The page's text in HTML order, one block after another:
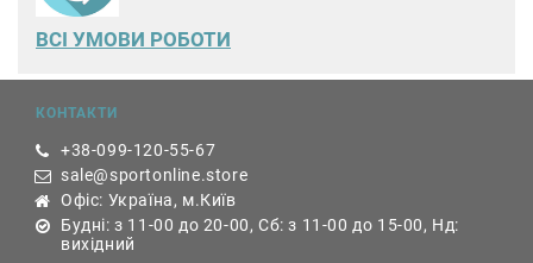
ВСІ УМОВИ РОБОТИ
КОНТАКТИ
+38-099-120-55-67
sale@sportonline.store
Офіс: Україна, м.Київ
Будні: з 11-00 до 20-00, Сб: з 11-00 до 15-00, Нд:
вихідний